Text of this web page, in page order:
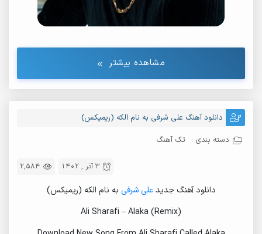
مشاهده بیشتر
دانلود آهنگ علی شرفی به نام الکه (ریمیکس)
دسته بندی : تک آهنگ
2,584 3 آذر , 1402
دانلود آهنگ جدیدعلی شرفی به نام الکه (ریمیکس)
Ali Sharafi – Alaka (Remix)